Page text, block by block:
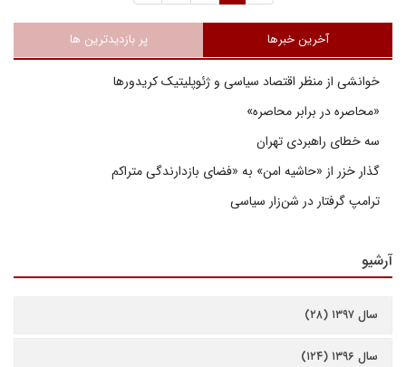
آخرین خبرها پر بازدیدترین ها
خوانشی از منظر اقتصاد سیاسی و ژئوپلیتیک کریدورها
«محاصره در برابر محاصره»
سه خطای راهبردی تهران
گذار خزر از «حاشیه امن» به «فضای بازدارندگی متراکم
ترامپ گرفتار در شن‌زار سیاسی
آرشیو
سال ۱۳۹۷ (۲۸)
سال ۱۳۹۶ (۱۲۴)